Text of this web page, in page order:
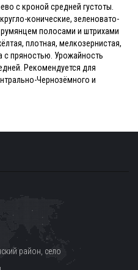
с кроной средней густоты.
конические, зеленовато-
полосами и штрихами
плотная, мелкозернистая,
с пряностью. Урожайность
Рекомендуется для
Чернозёмного и
район, село